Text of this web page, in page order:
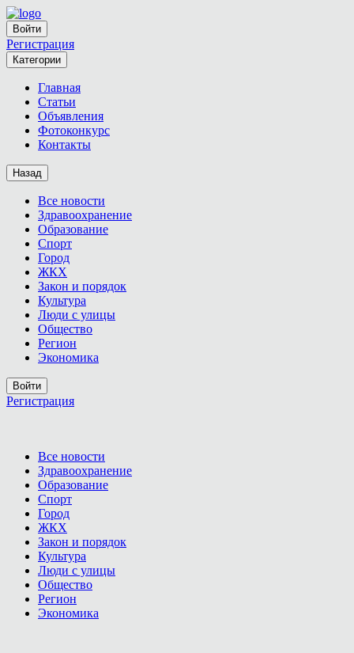
Войти
Регистрация
Категории
Главная
Статьи
Объявления
Фотоконкурс
Контакты
Назад
Все новости
Здравоохранение
Образование
Спорт
Город
ЖКХ
Закон и порядок
Культура
Люди с улицы
Общество
Регион
Экономика
Войти
Регистрация
Все новости
Здравоохранение
Образование
Спорт
Город
ЖКХ
Закон и порядок
Культура
Люди с улицы
Общество
Регион
Экономика